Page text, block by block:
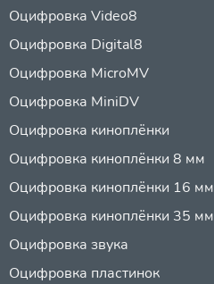
Оцифровка Video8
Оцифровка Digital8
Оцифровка MicroMV
Оцифровка MiniDV
Оцифровка киноплёнки
Оцифровка киноплёнки 8 мм
Оцифровка киноплёнки 16 мм
Оцифровка киноплёнки 35 мм
Оцифровка звука
Оцифровка пластинок